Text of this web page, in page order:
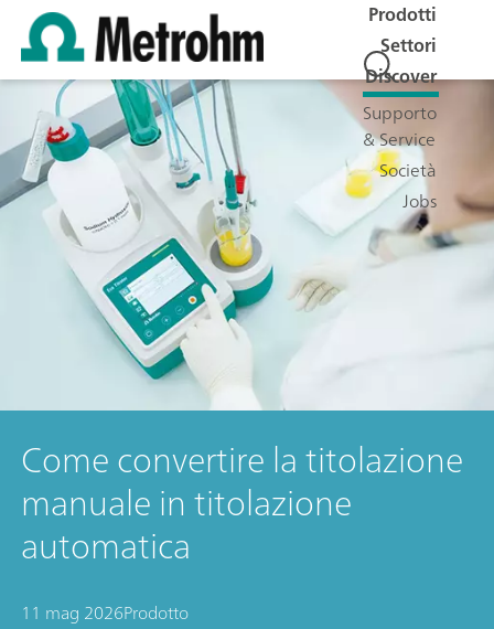
Prodotti
Settori
Discover
Supporto
& Service
Società
Jobs
Come convertire la titolazione
manuale in titolazione
automatica
11 mag 2026Prodotto